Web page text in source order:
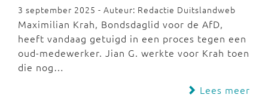
3 september 2025 - Auteur: Redactie Duitslandweb
Maximilian Krah, Bondsdaglid voor de AfD,
heeft vandaag getuigd in een proces tegen een
oud-medewerker. Jian G. werkte voor Krah toen
die nog…
Lees meer